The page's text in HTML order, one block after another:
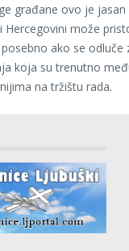
građane ovo je jasan
Hercegovini može
ako se odluče
koja su trenutno
na tržištu rada.